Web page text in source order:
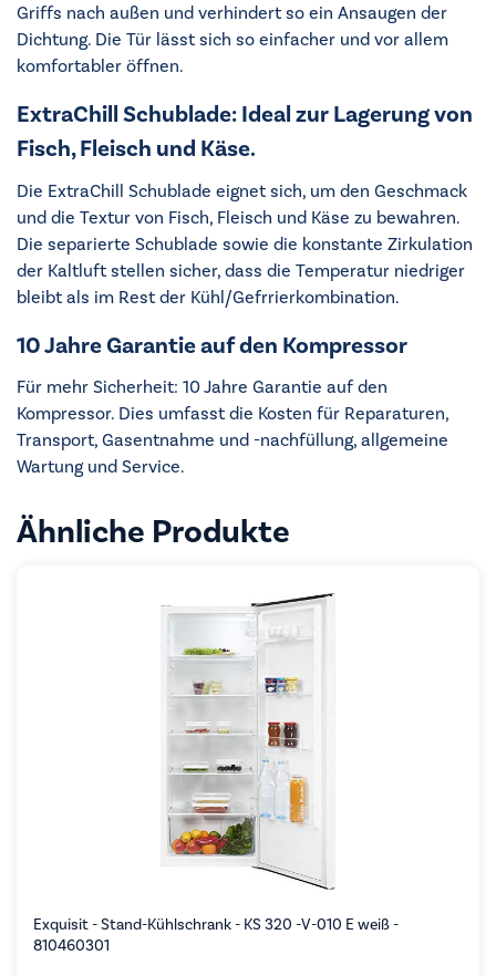
Griffs nach außen und verhindert so ein Ansaugen der
Dichtung. Die Tür lässt sich so einfacher und vor allem
komfortabler öffnen.
ExtraChill Schublade: Ideal zur Lagerung von
Fisch, Fleisch und Käse.
Die ExtraChill Schublade eignet sich, um den Geschmack
und die Textur von Fisch, Fleisch und Käse zu bewahren.
Die separierte Schublade sowie die konstante Zirkulation
der Kaltluft stellen sicher, dass die Temperatur niedriger
bleibt als im Rest der Kühl/Gefrrierkombination.
10 Jahre Garantie auf den Kompressor
Für mehr Sicherheit: 10 Jahre Garantie auf den
Kompressor. Dies umfasst die Kosten für Reparaturen,
Transport, Gasentnahme und -nachfüllung, allgemeine
Wartung und Service.
Ähnliche Produkte
Exquisit - Stand-Kühlschrank - KS 320 -V-010 E weiß -
810460301